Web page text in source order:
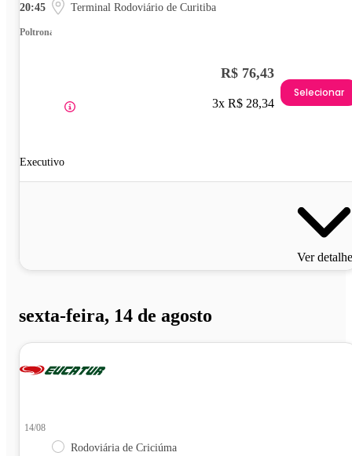
20:45 Terminal Rodoviário de Curitiba
Poltrona
Executivo
R$ 76,43
3x R$ 28,34
Selecionar
Ver
sexta-feira, 14 de agosto
14/08
Rodoviária de Criciúma